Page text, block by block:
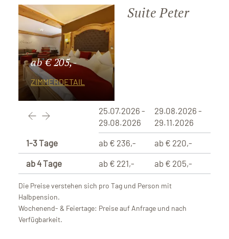
ab € 205,-
ZIMMERDETAIL
Suite Peter
25.07.2026 -
29.08.2026
29.08.2026 -
29.11.2026
1-3 Tage
ab 4 Tage
ab € 236,-
ab € 221,-
ab € 220,-
ab € 205,-
Die Preise verstehen sich pro Tag und Person mit
Halbpension.
Wochenend- & Feiertage: Preise auf Anfrage und nach
Verfügbarkeit.